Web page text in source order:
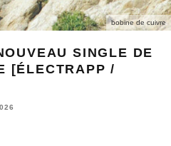
bobine de cuivre
SINGLE DE
[ÉLECTRAPP /